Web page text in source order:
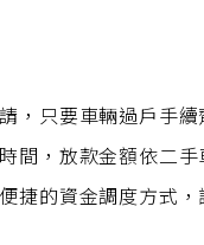
，只要車輛過戶手
間，放款金額依二
捷的資金調度方式